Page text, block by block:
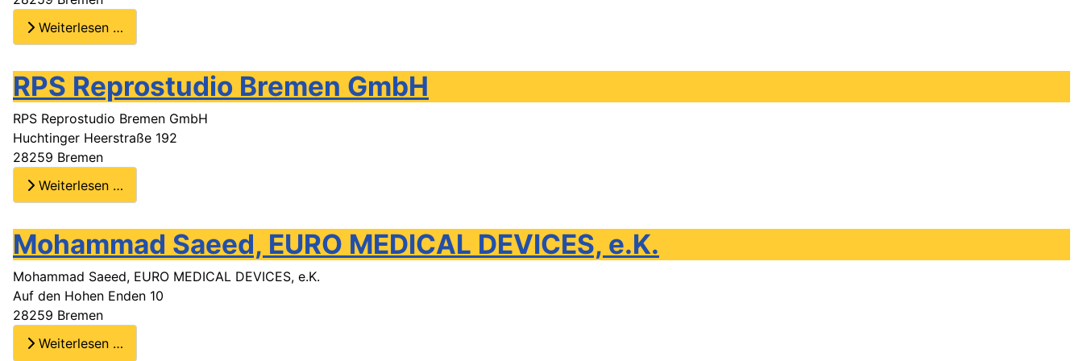
Weiterlesen …
RPS Reprostudio Bremen GmbH
RPS Reprostudio Bremen GmbH
Huchtinger Heerstraße 192
28259 Bremen
Weiterlesen …
Mohammad Saeed, EURO MEDICAL DEVICES, e.K.
Mohammad Saeed, EURO MEDICAL DEVICES, e.K.
Auf den Hohen Enden 10
28259 Bremen
Weiterlesen …